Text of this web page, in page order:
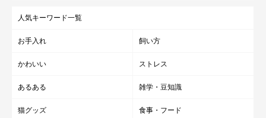
人気キーワード一覧
お手入れ 飼い方
かわいい ストレス
あるある 雑学・豆知識
猫グッズ 食事・フード